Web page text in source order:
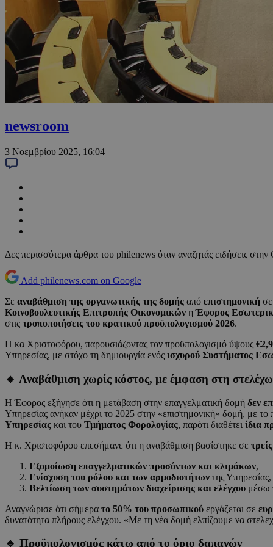
newsroom
3 Νοεμβρίου 2025, 16:04
Δες περισσότερα άρθρα του philenews όταν αναζητάς ειδήσεις στην
Add philenews.com on Google
Σε αναβάθμιση της οργανωτικής της δομής από επιστημονική σε
Κοινοβουλευτικής Επιτροπής Οικονομικών ηΈφορος
στις τροποποιήσεις του κρατικού προϋπολογισμού 2026.
Η κα Χριστοφόρου, παρουσιάζοντας τον προϋπολογισμό ύψους
Υπηρεσίας, με στόχο τη δημιουργία ενός ισχυρού Συστήματος
🔹 Αναβάθμιση χωρίς κόστος, με έμφαση στη
Η Έφορος εξήγησε ότι η μετάβαση στην επαγγελματική δομή δεν
Υπηρεσίας ανήκαν μέχρι το 2025 στην «επιστημονική» δομή, με το
Υπηρεσίας και του Τμήματος Φορολογίας, παρότι διαθέτει ίδια
Η κ. Χριστοφόρου επεσήμανε ότι η αναβάθμιση βασίστηκε σε
Εξομοίωση επαγγελματικών προσόντων και κλιμάκων,
Ενίσχυση του ρόλου και των αρμοδιοτήτων της Υπηρεσίας,
Βελτίωση των συστημάτων διαχείρισης και ελέγχου μέσω
Αναγνώρισε ότι σήμερα το 50% του προσωπικού εργάζεται σε
δυνατότητα πλήρους ελέγχου. «Με τη νέα δομή ελπίζουμε να
🔹 Προϋπολογισμός κάτω από το όριο δαπανών